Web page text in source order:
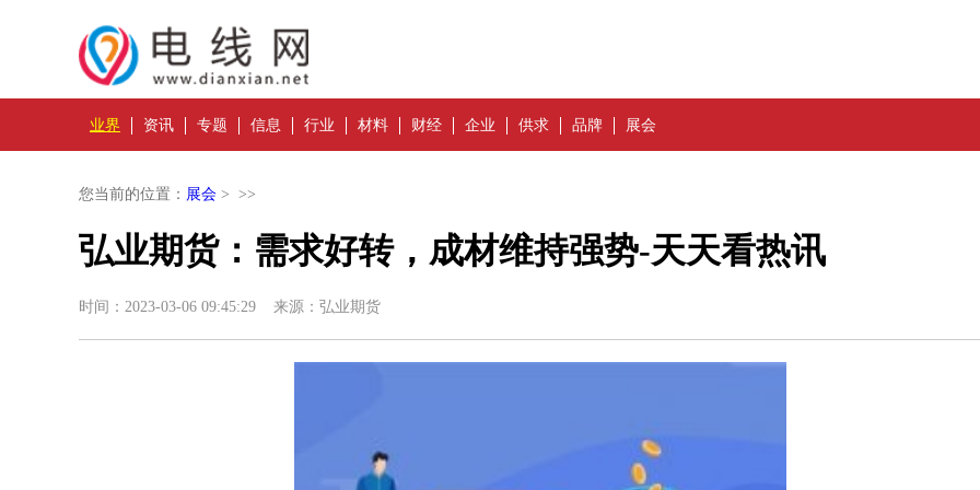
业界 资讯 专题 信息 行业 材料 财经 企业 供求 品牌 展会
您当前的位置： 展会 > >>
弘业期货：需求好转，成材维持强势-天天看热讯
时间：2023-03-06 09:45:29 来源：弘业期货